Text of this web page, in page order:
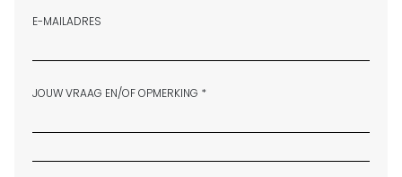
E-MAILADRES
JOUW VRAAG EN/OF OPMERKING *